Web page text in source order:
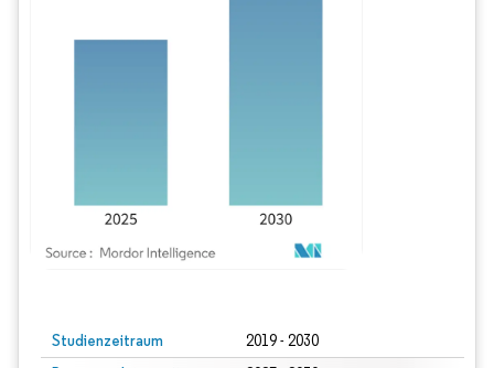
Studienzeitraum 2019 - 2030